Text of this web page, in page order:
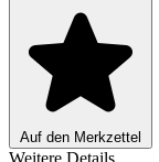
Auf den Merkzettel
Weitere Details